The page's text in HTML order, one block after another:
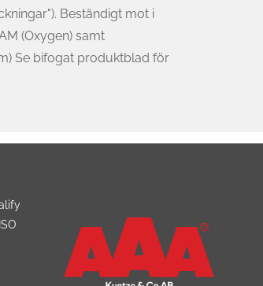
Beständigt mot i
(Oxygen) samt
Se bifogat produktblad för